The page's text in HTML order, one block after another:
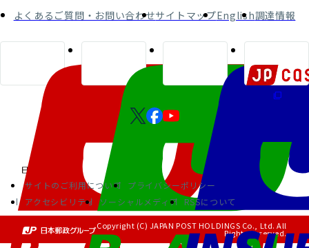
よくあるご質問・お問い合わせサイトマップEnglish調達情報
サイトのご利用について
プライバシーポリシー
アクセシビリティ
ソーシャルメディア RSSについて
Copyright (C) JAPAN POST HOLDINGS Co., Ltd. All
Rights Reserved.